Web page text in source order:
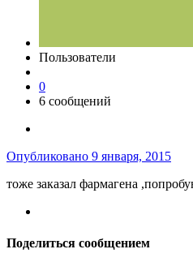
Пользователи
0
6 сообщений
Опубликовано 9 января, 2015
тоже заказал фармагена
Поделиться сообщением